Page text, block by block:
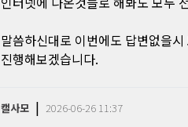
말씀하신대로 이번에도 답변없을
진행해보겠습니다.
캘사모| 2026-06-26 11:37